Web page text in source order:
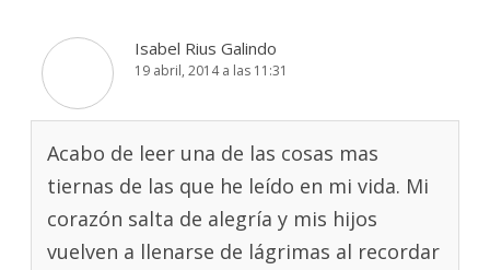
Isabel Rius Galindo
19 abril, 2014 a las 11:31
Acabo de leer una de las cosas mas
tiernas de las que he leído en mi vida. Mi
corazón salta de alegría y mis hijos
vuelven a llenarse de lágrimas al recordar